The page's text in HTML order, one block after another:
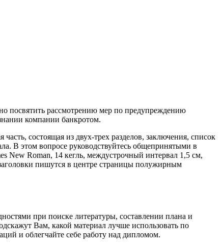
посвятить рассмотрению мер по предупреждению
компании банкротом.
состоящая из двух-трех разделов, заключения, список
В этом вопросе руководствуйтесь общепринятыми в
Roman, 14 кегль, междустрочный интервал 1,5 см,
пишутся в центре страницы полужирным
при поиске литературы, составлении плана и
Вам, какой материал лучше использовать по
и облегчайте себе работу над дипломом.